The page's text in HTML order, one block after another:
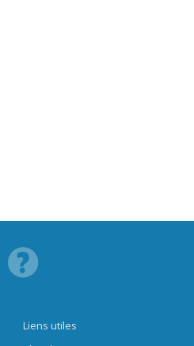
Liens utiles